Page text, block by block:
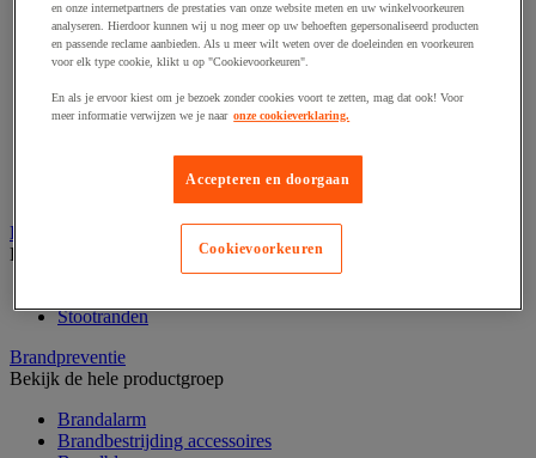
Afzetpaal met band
Afzetpaal met bord
Afzetpaal met ketting
Beschermende afscherming
Beschermende rolbeugel
Muurhouder met riem
Bescherming en demper
Bekijk de hele productgroep
Stootranden
Brandpreventie
Bekijk de hele productgroep
Brandalarm
Brandbestrijding accessoires
en onze internetpartners de prestaties van onze website meten en uw winkelvoorkeuren
analyseren. Hierdoor kunnen wij u nog meer op uw behoeften gepersonaliseerd producten
en passende reclame aanbieden. Als u meer wilt weten over de doeleinden en voorkeuren
voor elk type cookie, klikt u op "Cookievoorkeuren".
En als je ervoor kiest om je bezoek zonder cookies voort te zetten, mag dat ook! Voor
meer informatie verwijzen we je naar onze cookieverklaring.
Accepteren en doorgaan
Cookievoorkeuren